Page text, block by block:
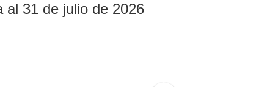
al 31 de julio de 2026